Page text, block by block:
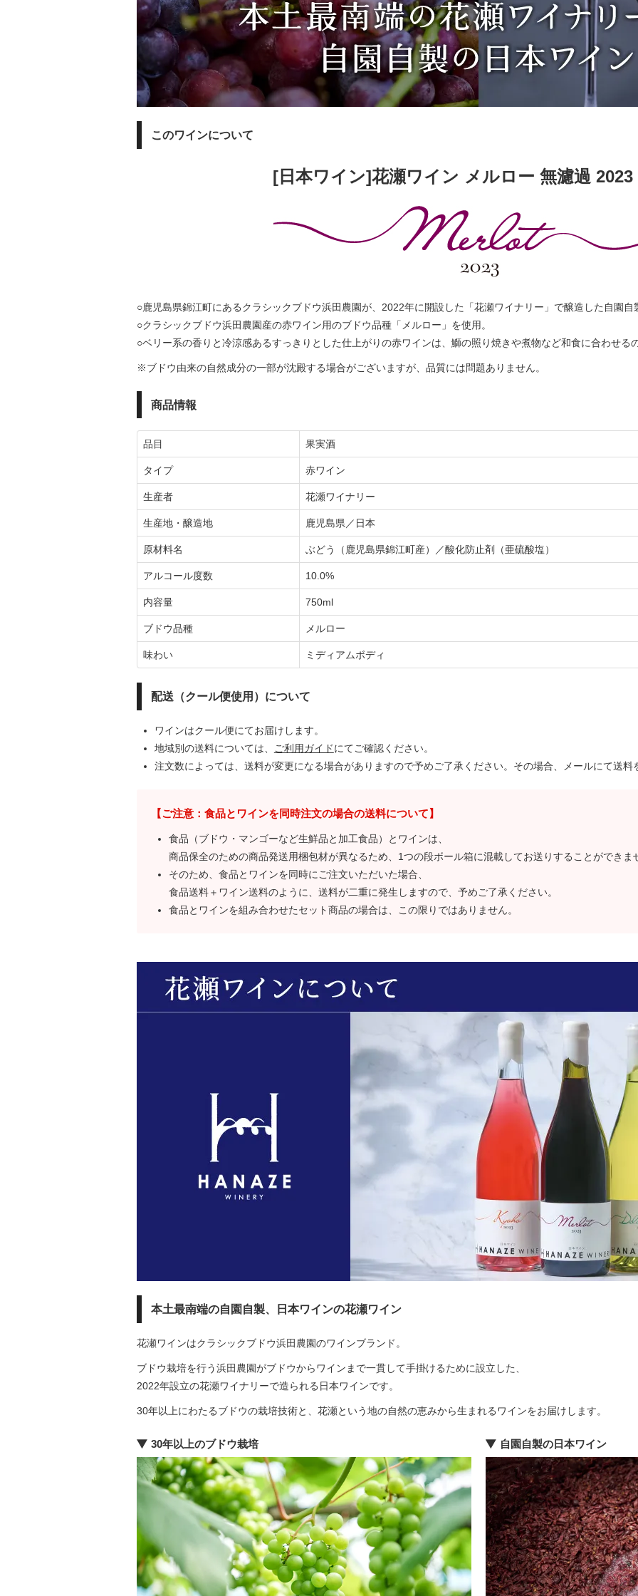
このワインについて
[日本ワイン]花瀬ワイン メルロー 無濾過 2023
○鹿児島県錦江町にあるクラシックブドウ浜田農園が、2022年に開設した「花瀬ワイナリー」で醸造した自園自
○クラシックブドウ浜田農園産の赤ワイン用のブドウ品種「メルロー」を使用。
○ベリー系の香りと冷涼感あるすっきりとした仕上がりの赤ワインは、鰤の照り焼きや煮物など和食に合わせる
※ブドウ由来の自然成分の一部が沈殿する場合がございますが、品質には問題ありません。
商品情報
品目 果実酒
タイプ 赤ワイン
生産者 花瀬ワイナリー
生産地・醸造地 鹿児島県／日本
原材料名 ぶどう（鹿児島県錦江町産）／酸化防止剤（亜硫酸塩）
アルコール度数 10.0%
内容量 750ml
ブドウ品種 メルロー
味わい ミディアムボディ
配送（クール便使用）について
ワインはクール便にてお届けします。
地域別の送料については、
ご利用ガイドにてご確認ください。
注文数によっては、送料が変更になる場合がありますので予めご了承ください。その場合、メールにて送料
【ご注意：食品とワインを同時注文の場合の送料について】
食品（ブドウ・マンゴーなど生鮮品と加工食品）とワインは、
商品保全のための商品発送用梱包材が異なるため、1つの段ボール箱に混載してお送りすることができま
そのため、食品とワインを同時にご注文いただいた場合、
食品送料＋ワイン送料のように、送料が二重に発生しますので、予めご了承ください。
食品とワインを組み合わせたセット商品の場合は、この限りではありません。
本土最南端の自園自製、日本ワインの花瀬ワイン
花瀬ワインはクラシックブドウ浜田農園のワインブランド。
ブドウ栽培を行う浜田農園がブドウからワインまで一貫して手掛けるために設立した、
2022年設立の花瀬ワイナリーで造られる日本ワインです。
30年以上にわたるブドウの栽培技術と、花瀬という地の自然の恵みから生まれるワインをお届けします。
30年以上のブドウ栽培 自園自製の日本ワイン